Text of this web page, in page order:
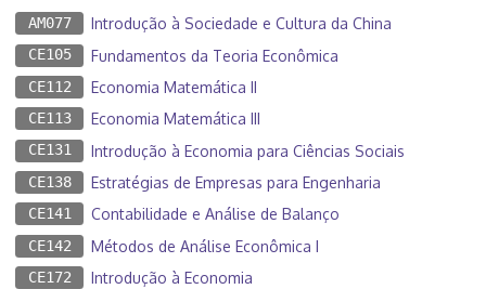
AM077 Introdução à Sociedade e Cultura da China
CE105 Fundamentos da Teoria Econômica
CE112 Economia Matemática II
CE113 Economia Matemática III
CE131 Introdução à Economia para Ciências Sociais
CE138 Estratégias de Empresas para Engenharia
CE141 Contabilidade e Análise de Balanço
CE142 Métodos de Análise Econômica I
CE172 Introdução à Economia